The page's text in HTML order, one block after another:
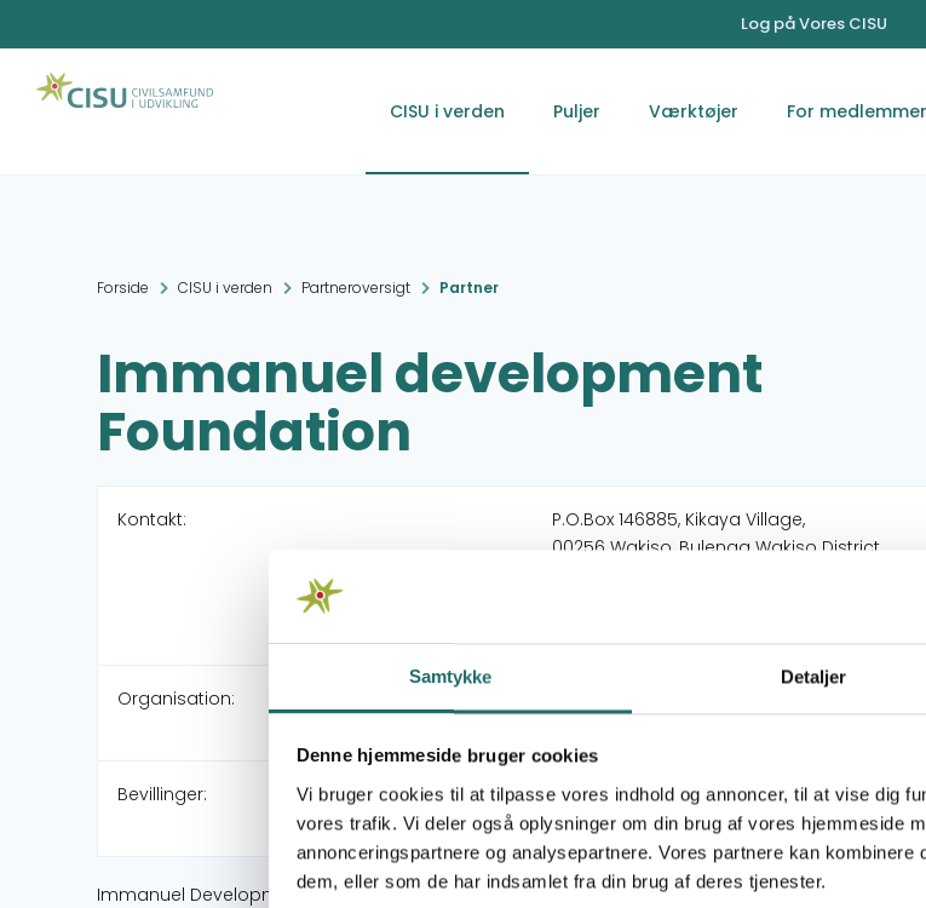
Samtykke Detaljer
Denne hjemmeside bruger cookies
Vi bruger cookies til at tilpasse vores indhold og annoncer, til at vise dig
vores trafik. Vi deler også oplysninger om din brug af vores hjemmeside
annonceringspartnere og analysepartnere. Vores partnere kan
dem, eller som de har indsamlet fra din brug af deres tjenester.
Log på Vores CISU
CISU i verden Puljer Værktøjer For medlemmer
Forside CISU i verden Partneroversigt Partner
Immanuel development
Foundation
Kontakt:
P.O.Box 146885, Kikaya Village,
00256 Wakiso, Bulenga Wakiso District
Organisation:
Bevillinger:
From Vulnerability to Vitality: sustainable
Empowerment in Uganda (VTV)
Immanuel Development Foundation Uganda is a non-denominational, non-political, universal,